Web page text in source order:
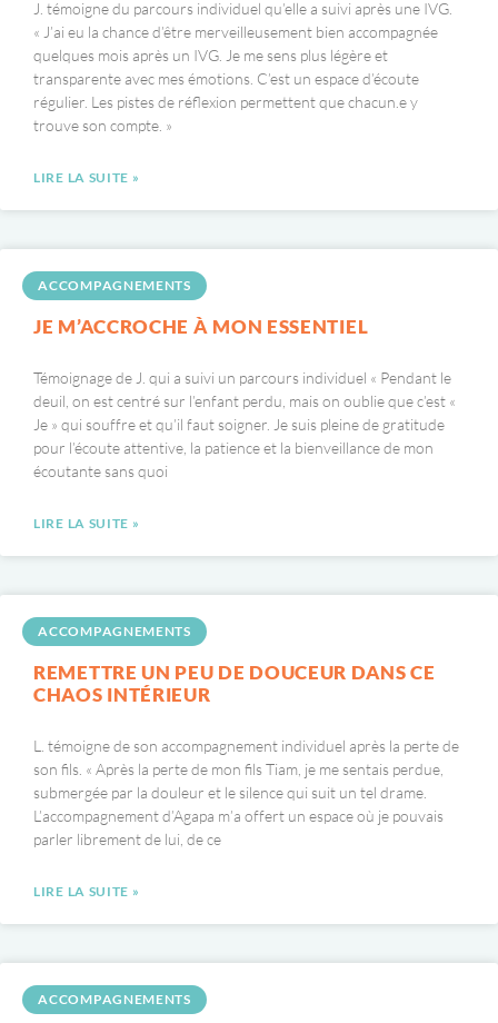
J. témoigne du parcours individuel qu’elle a suivi après une IVG.
« J’ai eu la chance d’être merveilleusement bien accompagnée
quelques mois après un IVG. Je me sens plus légère et
transparente avec mes émotions. C’est un espace d’écoute
régulier. Les pistes de réflexion permettent que chacun.e y
trouve son compte. »
LIRE LA SUITE »
ACCOMPAGNEMENTS
JE M’ACCROCHE À MON ESSENTIEL
Témoignage de J. qui a suivi un parcours individuel « Pendant le
deuil, on est centré sur l’enfant perdu, mais on oublie que c’est «
Je » qui souffre et qu’il faut soigner. Je suis pleine de gratitude
pour l’écoute attentive, la patience et la bienveillance de mon
écoutante sans quoi
LIRE LA SUITE »
ACCOMPAGNEMENTS
REMETTRE UN PEU DE DOUCEUR DANS CE
CHAOS INTÉRIEUR
L. témoigne de son accompagnement individuel après la perte de
son fils. « Après la perte de mon fils Tiam, je me sentais perdue,
submergée par la douleur et le silence qui suit un tel drame.
L’accompagnement d’Agapa m’a offert un espace où je pouvais
parler librement de lui, de ce
LIRE LA SUITE »
ACCOMPAGNEMENTS